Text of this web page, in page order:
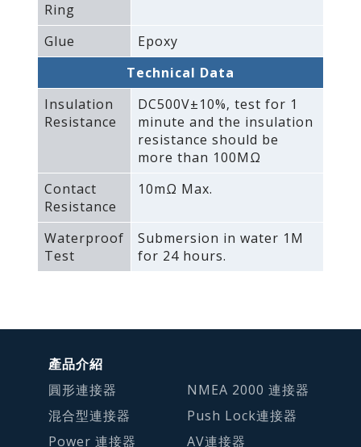
Ring
Glue
Epoxy
Technical Data
Insulation
Resistance
DC500V±10%‚ test for 1
minute and the insulation
resistance should be
more than 100MΩ
Contact
Resistance
10mΩ Max.
Waterproof
Test
Submersion in water 1M
for 24 hours.
產品介紹
圓形連接器
混合型連接器
Power 連接器
NMEA 2000 連接器
Push Lock連接器
AV連接器